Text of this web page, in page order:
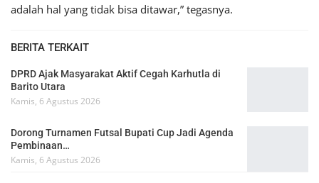
adalah hal yang tidak bisa ditawar,” tegasnya.
BERITA TERKAIT
DPRD Ajak Masyarakat Aktif Cegah Karhutla di
Barito Utara
Kamis, 6 Agustus 2026
Dorong Turnamen Futsal Bupati Cup Jadi Agenda
Pembinaan…
Kamis, 6 Agustus 2026